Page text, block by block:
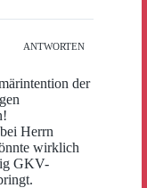
ANTWORTEN
der
Herrn
wirklich
GKV-